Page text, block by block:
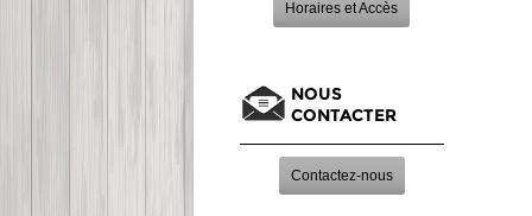
Horaires et Accès
NOUS
CONTACTER
Contactez-nous